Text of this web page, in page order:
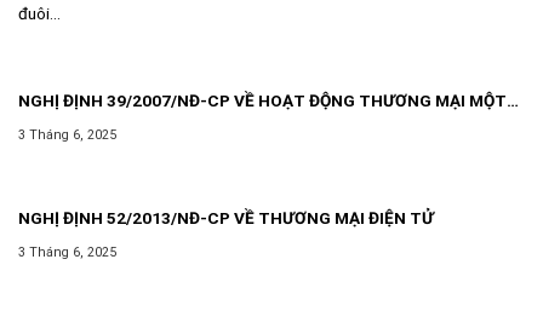
đuôi...
NGHỊ ĐỊNH 39/2007/NĐ-CP VỀ HOẠT ĐỘNG THƯƠNG MẠI MỘT
3 Tháng 6, 2025
NGHỊ ĐỊNH 52/2013/NĐ-CP VỀ THƯƠNG MẠI ĐIỆN TỬ
3 Tháng 6, 2025